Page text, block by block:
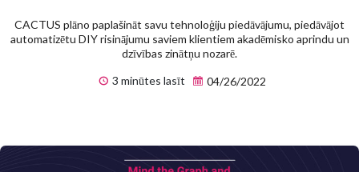
CACTUS plāno paplašināt savu tehnoloģiju piedāvājumu, piedāvājot
automatizētu DIY risinājumu saviem klientiem akadēmisko aprindu un
dzīvības zinātņu nozarē.
3 minūtes lasīt
04/26/2022